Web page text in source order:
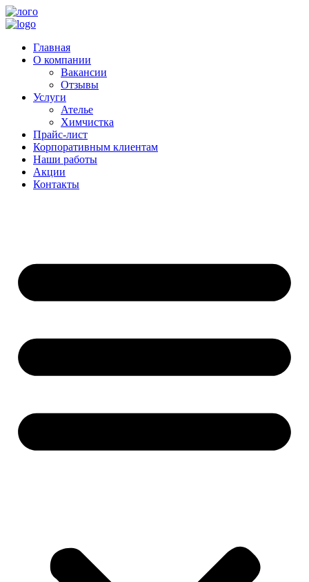
Главная
О компании
Вакансии
Отзывы
Услуги
Ателье
Химчистка
Прайс-лист
Корпоративным клиентам
Наши работы
Акции
Контакты